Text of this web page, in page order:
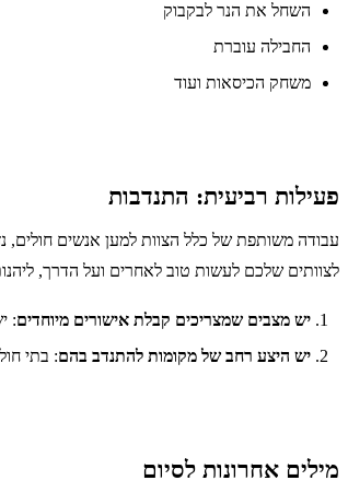
השחל את הנר לבקבוק
החבילה עוברת
משחק הכיסאות ועוד
פעילות רביעית: התנדבות
עבודה משותפת של כלל הצוות למען אנשים חולים,
לצוותים שלכם לעשות טוב לאחרים ועל הדרך, ליהנות
יש מצבים שמצריכים קבלת אישורים מיוחדים:
יש היצע רחב של מקומות להתנדב בהם: בתי
מילים אחרונות לסיום